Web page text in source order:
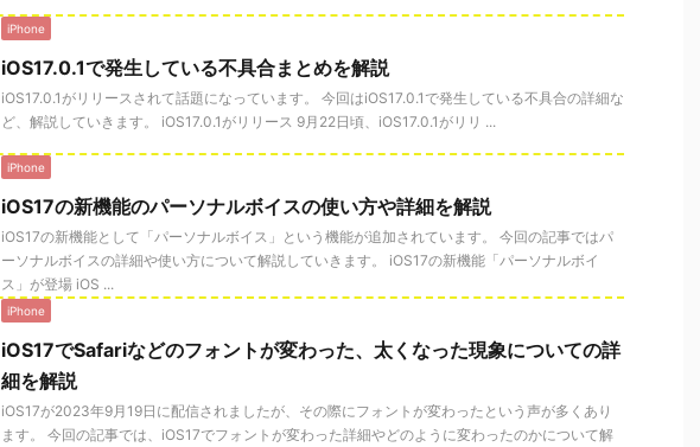
iPhone
iOS17.0.1で発生している不具合まとめを解説
iOS17.0.1がリリースされて話題になっています。 今回はiOS17.0.1で発生している不具合の詳細な
ど、解説していきます。 iOS17.0.1がリリース 9月22日頃、iOS17.0.1がリリ ...
iPhone
iOS17の新機能のパーソナルボイスの使い方や詳細を解説
iOS17の新機能として「パーソナルボイス」という機能が追加されています。 今回の記事ではパ
ーソナルボイスの詳細や使い方について解説していきます。 iOS17の新機能「パーソナルボイ
ス」が登場 iOS ...
iPhone
iOS17でSafariなどのフォントが変わった、太くなった現象についての詳
細を解説
iOS17が2023年9月19日に配信されましたが、その際にフォントが変わったという声が多くあり
ます。 今回の記事では、iOS17でフォントが変わった詳細やどのように変わったのかについて解